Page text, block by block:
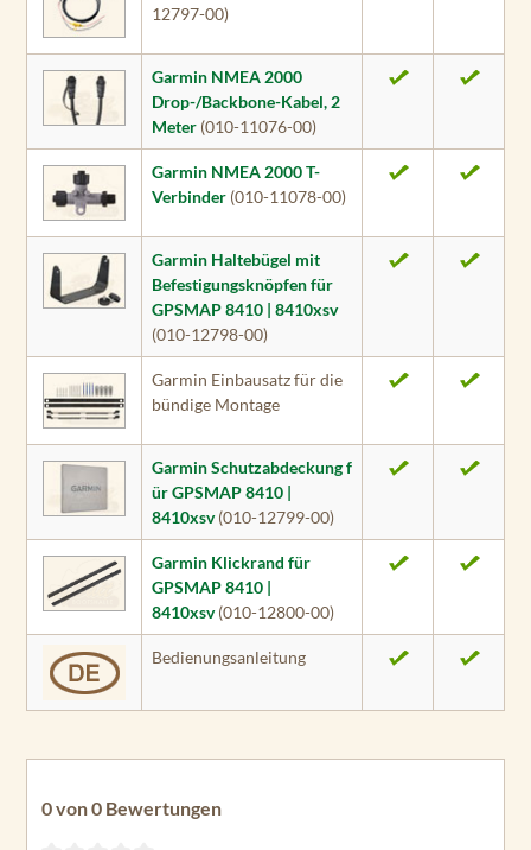
12797-00)
Garmin NMEA 2000
Drop-/Backbone-Kabel, 2
Meter (010-11076-00)
Garmin NMEA 2000 T-
Verbinder (010-11078-00)
Garmin Haltebügel mit
Befestigungsknöpfen für
GPSMAP 8410 | 8410xsv
(010-12798-00)
Garmin Einbausatz für die
bündige Montage
Garmin Schutzabdeckung f
ür GPSMAP 8410 |
8410xsv(010-12799-00)
Garmin Klickrand für
GPSMAP 8410 |
8410xsv(010-12800-00)
Bedienungsanleitung
0 von 0 Bewertungen